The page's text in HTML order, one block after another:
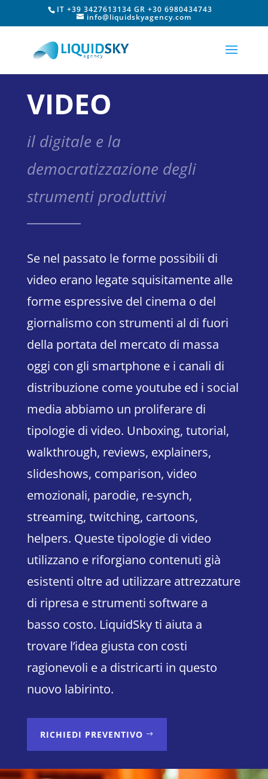
IT +39 3427613134 GR +30 6980434743
info@liquidskyagency.com
VIDEO
il digitale e la
democratizzazione degli
strumenti produttivi
Se nel passato le forme possibili di
video erano legate squisitamente alle
forme espressive del cinema o del
giornalismo con strumenti al di fuori
della portata del mercato di massa
oggi con gli smartphone e i canali di
distribuzione come youtube ed i social
media abbiamo un proliferare di
tipologie di video. Unboxing, tutorial,
walkthrough, reviews, explainers,
slideshows, comparison, video
emozionali, parodie, re-synch,
streaming, twitching, cartoons,
helpers. Queste tipologie di video
utilizzano e riforgiano contenuti già
esistenti oltre ad utilizzare attrezzature
di ripresa e strumenti software a
basso costo. LiquidSky ti aiuta a
trovare l’idea giusta con costi
ragionevoli e a districarti in questo
nuovo labirinto.
RICHIEDI PREVENTIVO